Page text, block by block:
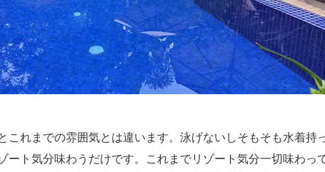
これまでの雰囲気とは違います。泳げないしそもそも水着持
ート気分味わうだけです。これまでリゾート気分一切味わっ